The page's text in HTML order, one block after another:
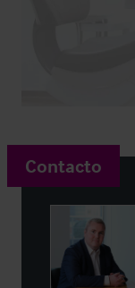
Contacto